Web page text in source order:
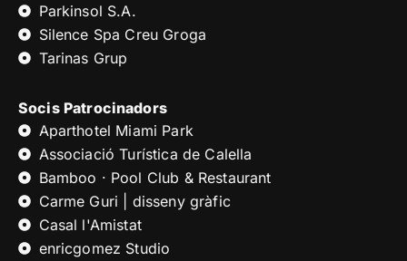
Parkinsol S.A.
Silence Spa Creu Groga
Tarinas Grup
Socis Patrocinadors
Aparthotel Miami Park
Associació Turística de Calella
Bamboo · Pool Club & Restaurant
Carme Guri | disseny gràfic
Casal l'Amistat
enricgomez Studio